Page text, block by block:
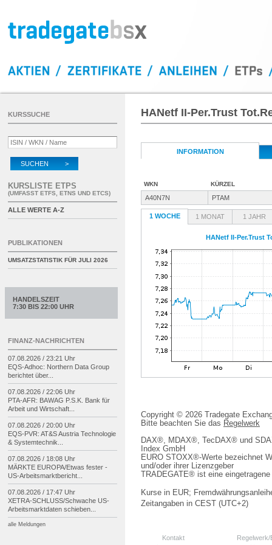
HANetf II-Per.Trust
INFORMATION
WKN KÜRZEL
A40N7N PTAM
1 WOCHE 1 MONAT 1 JAHR
HANetf II-Per.Trust
Copyright © 2026 Tradegate
Bitte beachten Sie das Regelwerk
DAX®, MDAX®, TecDAX® und
Index GmbH
EURO STOXX®-Werte bezeichnet
und/oder ihrer Lizenzgeber
TRADEGATE® ist eine
Kurse in EUR;
Zeitangaben in CEST (UTC+2)
Kontakt
KURSSUCHE
SUCHEN >
KURSLISTE ETPS
(UMFASST ETFS, ETNS UND ETCS)
ALLE WERTE A-Z
PUBLIKATIONEN
UMSATZSTATISTIK FÜR JULI 2026
HANDELSZEIT
7:30 BIS 22:00 UHR
FINANZ-NACHRICHTEN
07.08.2026 / 23:21 Uhr
EQS-Adhoc: Northern Data Group
berichtet über...
07.08.2026 / 22:06 Uhr
PTA-AFR: BAWAG P.S.K. Bank für
Arbeit und Wirtschaft...
07.08.2026 / 20:00 Uhr
EQS-PVR: AT&S Austria Technologie
& Systemtechnik...
07.08.2026 / 18:08 Uhr
MÄRKTE EUROPA/Etwas fester -
US-Arbeitsmarktbericht...
07.08.2026 / 17:47 Uhr
XETRA-SCHLUSS/Schwache US-
Arbeitsmarktdaten schieben...
alle Meldungen